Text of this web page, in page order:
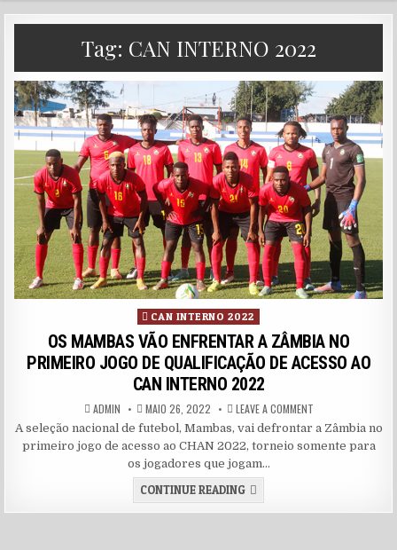
Tag: CAN INTERNO 2022
Posted in
CAN INTERNO 2022
OS MAMBAS VÃO ENFRENTAR A ZÂMBIA NO
PRIMEIRO JOGO DE QUALIFICAÇÃO DE ACESSO AO
CAN INTERNO 2022
AUTHOR:
ADMIN PUBLISHED DATE:
MAIO 26, 2022 LEAVE A COMMENTON OS MAMBAS
A seleção nacional de futebol, Mambas, vai defrontar a Zâmbia no
primeiro jogo de acesso ao CHAN 2022, torneio somente para
os jogadores que jogam…
CONTINUE READINGOS MAMBAS VÃO